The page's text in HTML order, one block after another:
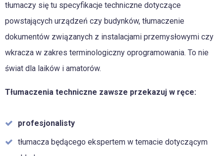
tłumaczy się tu specyfikacje techniczne dotyczące
powstających urządzeń czy budynków, tłumaczenie
dokumentów związanych z instalacjami przemysłowymi czy
wkracza w zakres terminologiczny oprogramowania. To nie
świat dla laików i amatorów.
Tłumaczenia techniczne zawsze przekazuj w ręce:
profesjonalisty
tłumacza będącego ekspertem w temacie dotyczącym